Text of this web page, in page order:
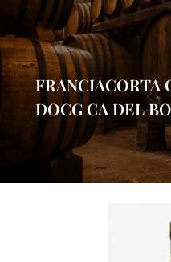
FRANCIACORTA
DOCG CA DEL